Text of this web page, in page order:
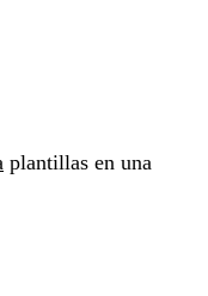
plantillas en una